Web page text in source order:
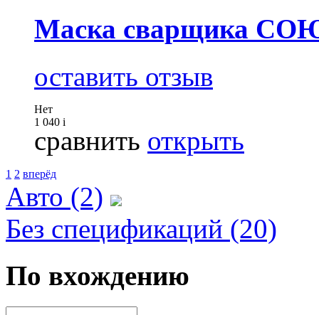
Маска сварщика
оставить отзыв
Нет
1 040 i
сравнить открыть
1 2 вперёд
Авто (2)
Без спецификаций (20)
По вхождению